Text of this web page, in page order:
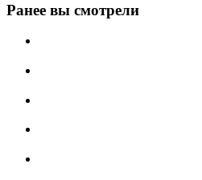
Ранее вы смотрели